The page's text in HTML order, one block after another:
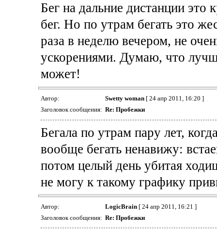
Бег на дальние дистанции это
бег. Но по утрам бегать это
раза в неделю вечером, не
ускорениями. Думаю, что
может!
Автор: Swetty woman[ 24 апр 2011, 16:20 ]
Заголовок сообщения: Re: Пробежки
Бегала по утрам пару лет,
вообще бегать ненавижу:
потом целый день убитая
не могу к такому графику
Автор: LogicBrain[ 24 апр 2011, 16:21 ]
Заголовок сообщения: Re: Пробежки